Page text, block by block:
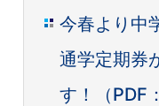
今春より中
通学定期券
す！（PDF